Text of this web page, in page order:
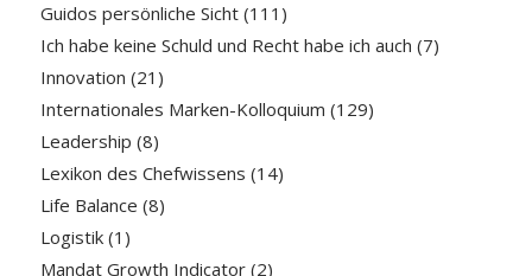
Guidos persönliche Sicht(111)
Ich habe keine Schuld und Recht habe ich auch (7)
Innovation (21)
Internationales Marken-Kolloquium (129)
Leadership (8)
Lexikon des Chefwissens (14)
Life Balance (8)
Logistik(1)
Mandat Growth Indicator(2)